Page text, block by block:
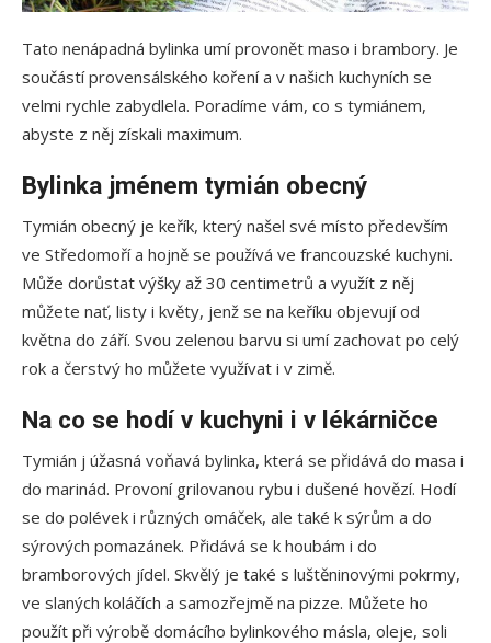
Tato nenápadná bylinka umí provonět maso i brambory. Je
součástí provensálského koření a v našich kuchyních se
velmi rychle zabydlela. Poradíme vám, co s tymiánem,
abyste z něj získali maximum.
Bylinka jménem tymián obecný
Tymián obecný je keřík, který našel své místo především
ve Středomoří a hojně se používá ve francouzské kuchyni.
Může dorůstat výšky až 30 centimetrů a využít z něj
můžete nať, listy i květy, jenž se na keříku objevují od
května do září. Svou zelenou barvu si umí zachovat po celý
rok a čerstvý ho můžete využívat i v zimě.
Na co se hodí v kuchyni i v lékárničce
Tymián j úžasná voňavá bylinka, která se přidává do masa i
do marinád. Provoní grilovanou rybu i dušené hovězí. Hodí
se do polévek i různých omáček, ale také k sýrům a do
sýrových pomazánek. Přidává se k houbám i do
bramborových jídel. Skvělý je také s luštěninovými pokrmy,
ve slaných koláčích a samozřejmě na pizze. Můžete ho
použít při výrobě domácího bylinkového másla, oleje, soli